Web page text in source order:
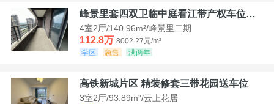
峰景里套四双卫临中庭看江带产权车位诚售
4室2厅/140.96m²/峰景里二期
112.8万 8002.27元/m²
学区
急售 满两年
高铁新城片区 精装修套三带花园送车位
3室2厅/93.89m²/云上花居